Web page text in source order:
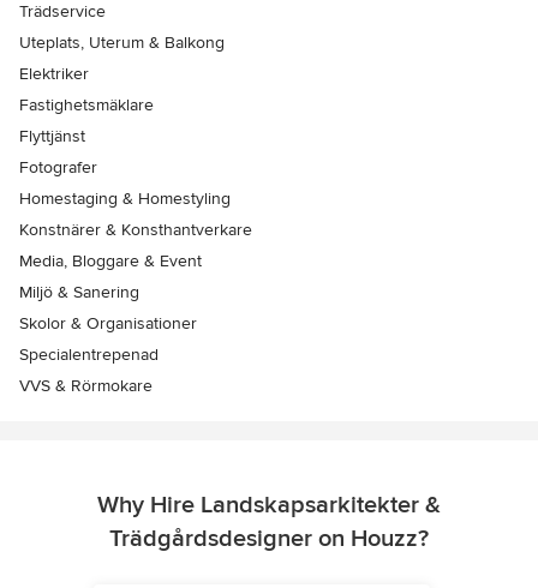
Trädservice
Uteplats, Uterum & Balkong
Elektriker
Fastighetsmäklare
Flyttjänst
Fotografer
Homestaging & Homestyling
Konstnärer & Konsthantverkare
Media, Bloggare & Event
Miljö & Sanering
Skolor & Organisationer
Specialentrepenad
VVS & Rörmokare
Why Hire Landskapsarkitekter &
Trädgårdsdesigner on Houzz?